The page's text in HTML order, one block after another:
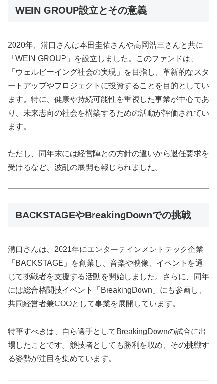
WEIN GROUP設立とその意義
2020年、溝口さんは本田圭佑さんや高岡浩三さんと共に
「WEIN GROUP」を設立しました。このファンドは、
「ウェルビーイング社会の実現」を目指し、革新的なスタ
ートアップやプロジェクトに投資することを目的としてい
ます。特に、健康や持続可能性を重視した事業が中心であ
り、未来志向の社会を構築するための活動が評価されてい
ます。
ただし、同年末には経営陣との方針の違いから退任要求を
受けるなど、波乱の展開も報じられました。
BACKSTAGEやBreakingDownでの挑戦
溝口さんは、2021年にエンターテインメントテック企業
「BACKSTAGE」を創業し、音楽や映像、イベントを通
じて挑戦者を支援する活動を開始しました。さらに、同年
には総合格闘技イベント「BreakingDown」にも参画し、
共同経営者兼COOとして事業を展開しています。
特筆すべきは、自ら選手としてBreakingDownの試合に出
場したことです。競技者としても勝利を収め、その挑戦す
る姿勢が注目を集めています。